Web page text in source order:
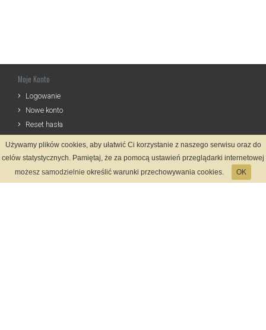
Moje Konto
Logowanie
Nowe konto
Reset hasła
Informacje
Zasady Rejestracji
Używamy plików cookies, aby ułatwić Ci korzystanie z naszego serwisu oraz do
celów statystycznych. Pamiętaj, że za pomocą ustawień przeglądarki internetowej
możesz samodzielnie określić warunki przechowywania cookies.
OK